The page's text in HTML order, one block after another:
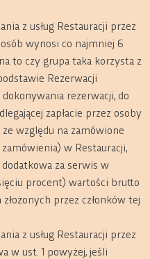
z usług Restauracji przez
wynosi co najmniej 6
to czy grupa taka korzysta z
Rezerwacji
rezerwacji, do
zapłacie przez osoby
względu na zamówione
w Restauracji,
za serwis w
procent) wartości brutto
przez członków tej
z usług Restauracji przez
w ust. 1 powyżej, jeśli